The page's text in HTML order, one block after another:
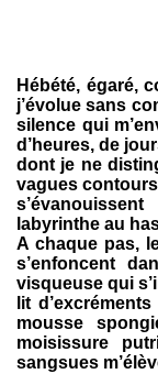
Hébété, égaré,
j’évolue sans
silence qui
d’heures, de
dont je ne
vagues
labyrinthe au
A chaque pas,
s’enfoncent
visqueuse qui
lit
mousse
moisissure
sangsues